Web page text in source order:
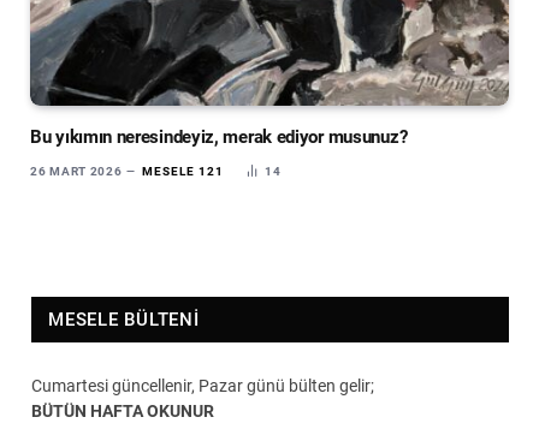
Bu yıkımın neresindeyiz, merak ediyor musunuz?
26 MART 2026 MESELE 121 14
MESELE BÜLTENI
Cumartesi güncellenir, Pazar günü bülten gelir;
BÜTÜN HAFTA OKUNUR